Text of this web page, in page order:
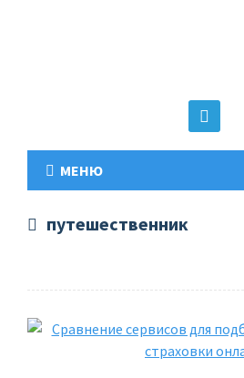
МЕНЮ
путешественник